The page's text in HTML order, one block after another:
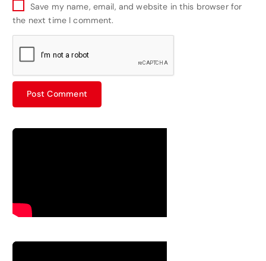
Save my name, email, and website in this browser for
the next time I comment.